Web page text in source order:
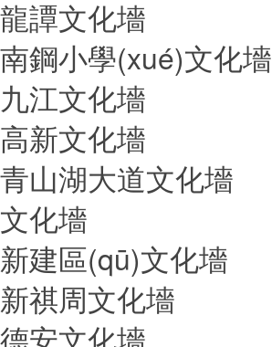
龍譚文化墻
南鋼小學(xué)文化墻
九江文化墻
高新文化墻
青山湖大道文化墻
文化墻
新建區(qū)文化墻
新祺周文化墻
德安文化墻